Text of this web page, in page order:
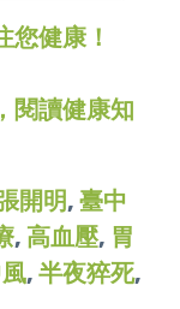
您健康！
閱讀健康知
開明, 臺中
, 高血壓, 胃
, 半夜猝死,